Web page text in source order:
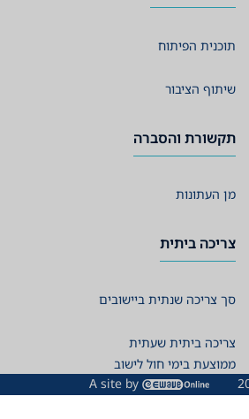
תוכנית הפיתוח
שיתוף הציבור
תקשורת והסברה
מן העתונות
צריכה ביתית
סך צריכה שנתית ביישובים
צריכה ביתית שעתית
ממוצעת בימי חול לישוב
A site by